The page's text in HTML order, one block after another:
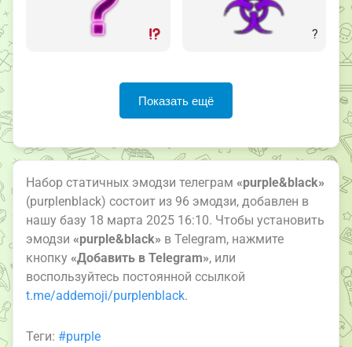
?
Показать ещё
Набор статичных эмодзи телеграм «purple&black»
(purplenblack) состоит из 96 эмодзи, добавлен в
нашу базу 18 марта 2025 16:10. Чтобы установить
эмодзи «purple&black» в Telegram, нажмите
кнопку «Добавить в Telegram», или
воспользуйтесь постоянной ссылкой
t.me/addemoji/purplenblack.
Теги: #purple